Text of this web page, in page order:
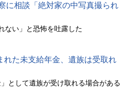
に相談「絶対家の中写真撮られ
ない」と恐怖を吐露した
れた未支給年金、遺族は受取れ
として遺族が受け取れる場合がある